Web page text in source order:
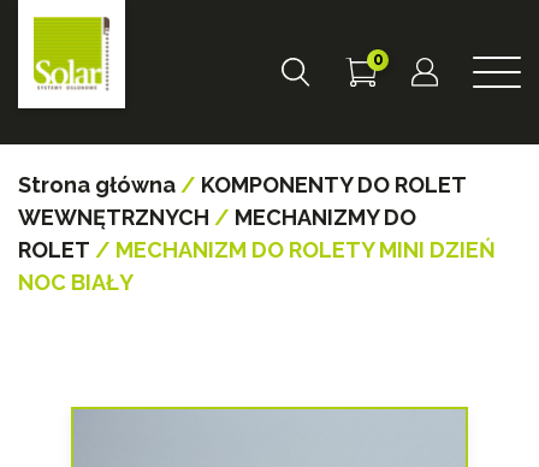
0
Strona główna / KOMPONENTY DO ROLET
WEWNĘTRZNYCH / MECHANIZMY DO
ROLET / MECHANIZM DO ROLETY MINI DZIEŃ
NOC BIAŁY